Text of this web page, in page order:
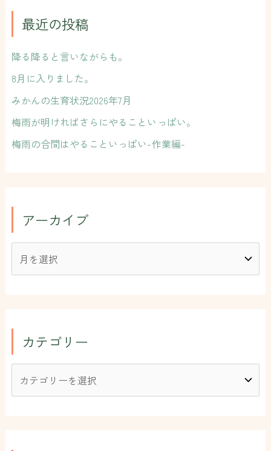
最近の投稿
降る降ると言いながらも。
8月に入りました。
みかんの生育状況2026年7月
梅雨が明ければさらにやることいっぱい。
梅雨の合間はやることいっぱい-作業編-
アーカイブ
カテゴリー